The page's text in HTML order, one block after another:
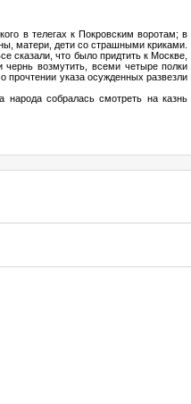
в телегах к Покровским воротам; в
матери, дети со страшными криками.
сказали, что было придтить к Москве,
чернь возмутить, всеми четыре полки
указа осужденных развезли
народа собралась смотреть на казнь